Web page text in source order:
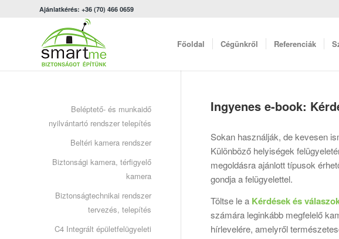
Ajánlatkérés: +36 (70) 466 0659
Főoldal Cégünkről Referenciák
Ingyenes e-book:
Sokan használják, de kevesen
Különböző helyiségek
megoldásra ajánlott típusok
gondja a felügyelettel.
Töltse le a Kérdések és
számára leginkább megfelelő
hírlevelére, amelyről
Beléptető- és munkaidő
nyilvántartó rendszer telepítés
Beltéri kamera rendszer
Biztonsági kamera, térfigyelő
kamera
Biztonságtechnikai rendszer
tervezés, telepítés
C4 Integrált épületfelügyeleti